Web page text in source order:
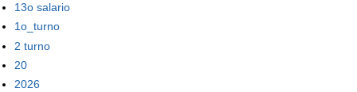
13o salario
1o_turno
2 turno
20
2026